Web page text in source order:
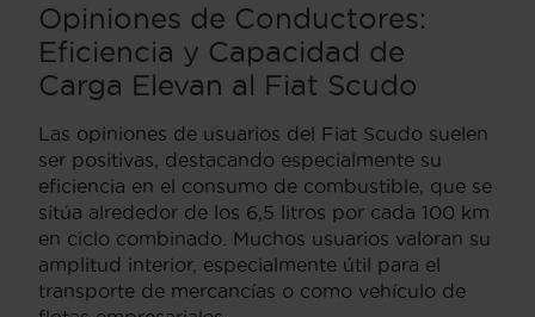
Opiniones de Conductores:
Eficiencia y Capacidad de
Carga Elevan al Fiat Scudo
Las opiniones de usuarios del Fiat Scudo suelen
ser positivas, destacando especialmente su
eficiencia en el consumo de combustible, que se
sitúa alrededor de los 6,5 litros por cada 100 km
en ciclo combinado. Muchos usuarios valoran su
amplitud interior, especialmente útil para el
transporte de mercancías o como vehículo de